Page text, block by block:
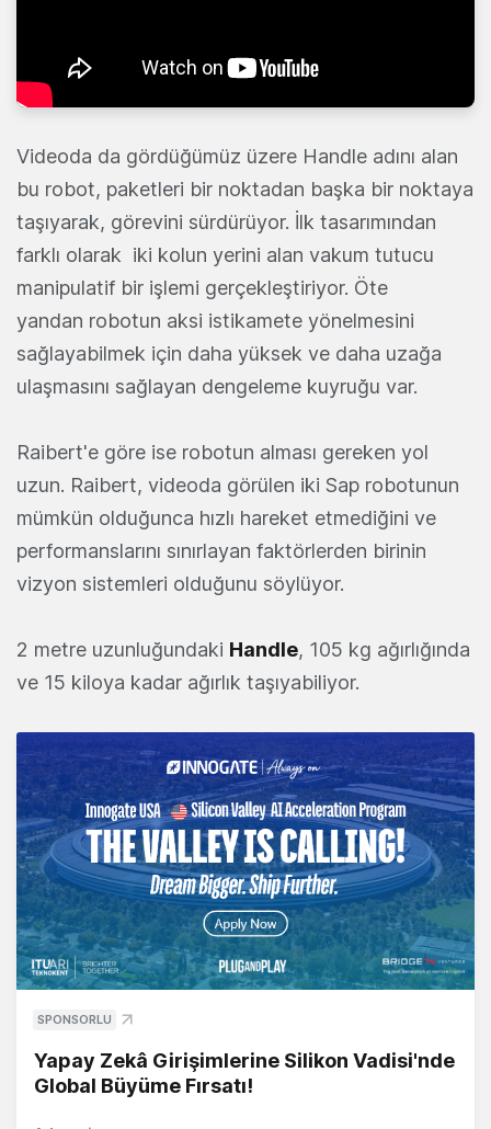
Videoda da gördüğümüz üzere Handle adını alan
bu robot, paketleri bir noktadan başka bir noktaya
taşıyarak, görevini sürdürüyor. İlk tasarımından
farklı olarak iki kolun yerini alan vakum tutucu
manipulatif bir işlemi gerçekleştiriyor. Öte
yandan robotun aksi istikamete yönelmesini
sağlayabilmek için daha yüksek ve daha uzağa
ulaşmasını sağlayan dengeleme kuyruğu var.
Raibert'e göre ise robotun alması gereken yol
uzun. Raibert, videoda görülen iki Sap robotunun
mümkün olduğunca hızlı hareket etmediğini ve
performanslarını sınırlayan faktörlerden birinin
vizyon sistemleri olduğunu söylüyor.
2 metre uzunluğundaki Handle, 105 kg ağırlığında
ve 15 kiloya kadar ağırlık taşıyabiliyor.
SPONSORLU
Yapay Zekâ Girişimlerine Silikon Vadisi'nde
Global Büyüme Fırsatı!